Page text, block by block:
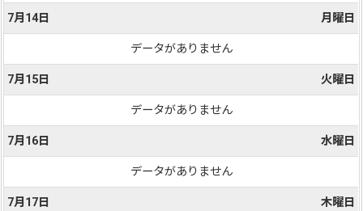
7月14日 月曜日
データがありません
7月15日 火曜日
データがありません
7月16日 水曜日
データがありません
7月17日 木曜日